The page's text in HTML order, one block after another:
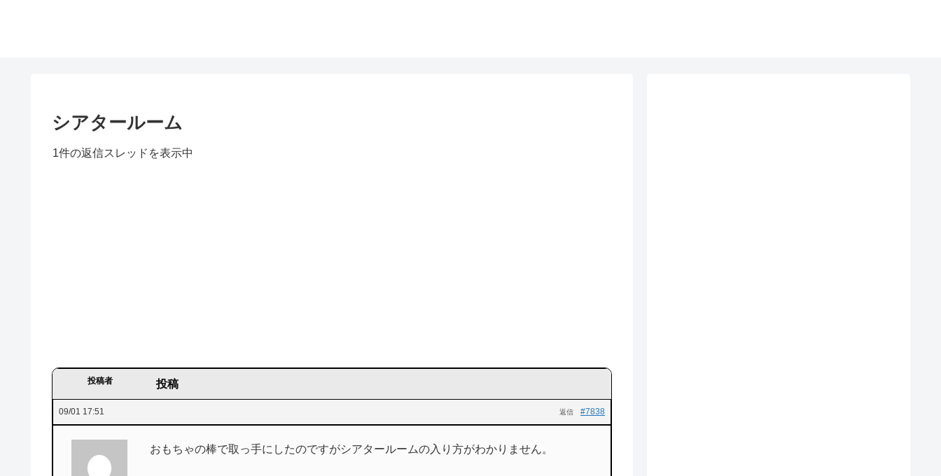
シアタールーム
1件の返信スレッドを表示中
投稿者 投稿
09/01 17:51 #7838
返信
おもちゃの棒で取っ手にしたのですがシアタールームの入り方がわかりません。